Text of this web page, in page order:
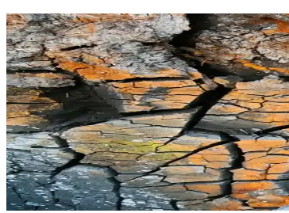
VivoGut Bağırsak Sağlığını Destekleyen
VivoGut, 14 doğal içerikle bağırsak sağlığını
PrimeBiome Bağırsak ve Cilt Sağlığını
PrimeBiome, bağırsak ve cilt sağlığını destekleyen
Prime Biome Bağırsak ve Cilt Sağlığını
Prime Biome, bağırsak ve cilt sağlığını destekleyen